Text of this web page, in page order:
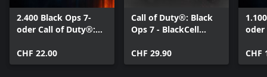
2.400 Black Ops 7-
oder Call of Duty®:
CHF 22.00
Call of Duty®: Black
Ops 7 - BlackCell
CHF 29.90
oder
CHF